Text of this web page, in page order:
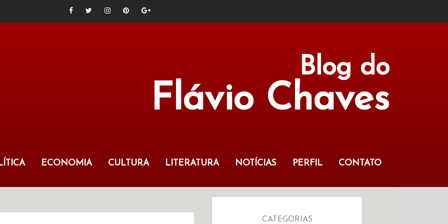
Blog do
Flávio Chaves
ECONOMIA CULTURA LITERATURA NOTÍCIAS PERFIL CONTATO
CATEGORIAS